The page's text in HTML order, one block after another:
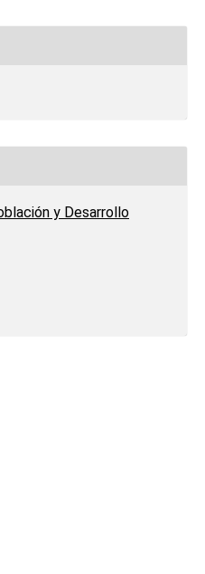
y Desarrollo